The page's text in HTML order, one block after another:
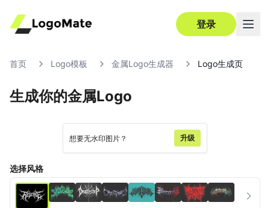
登录
首页 Logo模板 金属Logo生成器 Logo生成页
生成你的金属Logo超清
想要无水印图片？ 升级
选择风格